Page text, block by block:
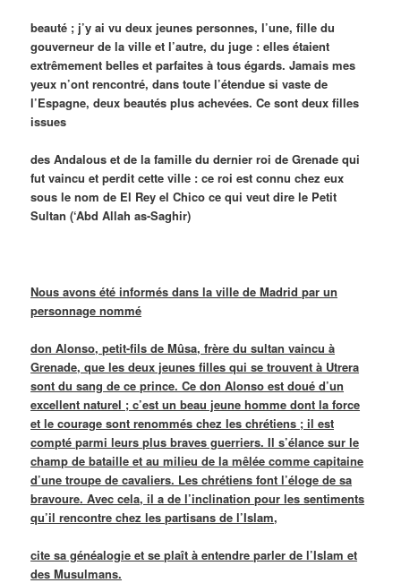
beauté ; j’y ai vu deux jeunes personnes, l’une, fille du
gouverneur de la ville et l’autre, du juge : elles étaient
extrêmement belles et parfaites à tous égards. Jamais mes
yeux n’ont rencontré, dans toute l’étendue si vaste de
l’Espagne, deux beautés plus achevées. Ce sont deux filles
issues
des Andalous et de la famille du dernier roi de Grenade qui
fut vaincu et perdit cette ville : ce roi est connu chez eux
sous le nom de El Rey el Chico ce qui veut dire le Petit
Sultan (‘Abd Allah as-Saghir)
Nous avons été informés dans la ville de Madrid par un
personnage nommé
don Alonso, petit-fils de Mûsa, frère du sultan vaincu à
Grenade, que les deux jeunes filles qui se trouvent à Utrera
sont du sang de ce prince. Ce don Alonso est doué d’un
excellent naturel ; c’est un beau jeune homme dont la force
et le courage sont renommés chez les chrétiens ; il est
compté parmi leurs plus braves guerriers. Il s’élance sur le
champ de bataille et au milieu de la mêlée comme capitaine
d’une troupe de cavaliers. Les chrétiens font l’éloge de sa
bravoure. Avec cela, il a de l’inclination pour les sentiments
qu’il rencontre chez les partisans de l’Islam,
cite sa généalogie et se plaît à entendre parler de l’Islam et
des Musulmans.